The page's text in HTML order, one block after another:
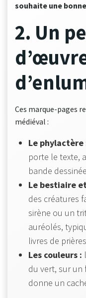
souhaite une
2. Un
Ces marque-pages
médiéval :
Le phylactère
porte le texte,
bande
Le bestiaire
des créatures
sirène ou un
auréolés,
livres de
Les couleurs :
du vert, sur un
donne un